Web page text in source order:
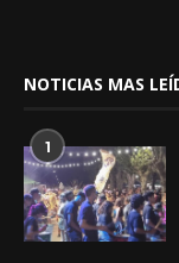
NOTICIAS MAS
1